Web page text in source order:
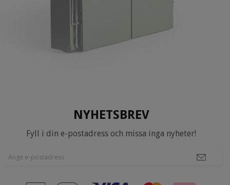
NYHETSBREV
Fyll i din e-postadress och missa inga nyheter!